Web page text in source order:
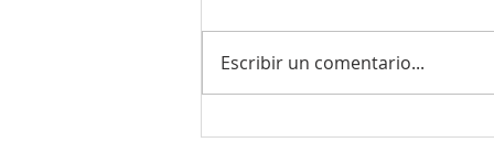
Escribir un comentario...